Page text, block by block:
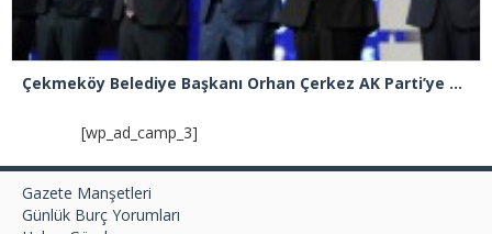
Çekmeköy Belediye Başkanı Orhan Çerkez AK Parti’ye katıldı
[wp_ad_camp_3]
Gazete Manşetleri
Günlük Burç Yorumları